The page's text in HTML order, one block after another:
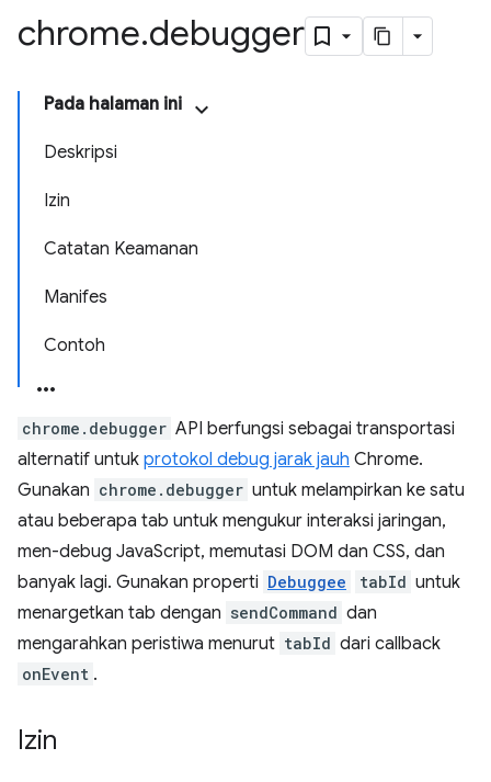
chrome.debugger
Pada halaman ini
Deskripsi
Izin
Catatan Keamanan
Manifes
Contoh
chrome.debugger API berfungsi sebagai transportasi
alternatif untuk protokol debug jarak jauh Chrome.
Gunakan chrome.debugger untuk melampirkan ke satu
atau beberapa tab untuk mengukur interaksi jaringan,
men-debug JavaScript, memutasi DOM dan CSS, dan
banyak lagi. Gunakan properti Debuggee tabId untuk
menargetkan tab dengan sendCommand dan
mengarahkan peristiwa menurut tabId dari callback
onEvent .
Izin